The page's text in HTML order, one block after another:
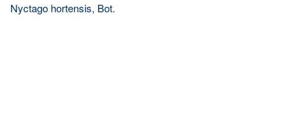
Nyctago hortensis, Bot.